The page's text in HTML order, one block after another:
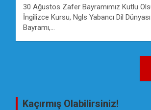
30 Ağustos Zafer Bayramımız Kutlu
İngilizce Kursu, Ngls Yabancı Dil
Bayramı,…
Kaçırmış Olabilirsiniz!